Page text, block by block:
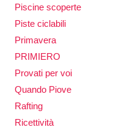
Piscine scoperte
Piste ciclabili
Primavera
PRIMIERO
Provati per voi
Quando Piove
Rafting
Ricettività